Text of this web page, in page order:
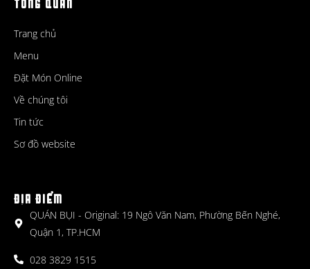
TỔNG QUAN
Trang chủ
Menu
Đặt Món Online
Về chúng tôi
Tin tức
Sơ đồ website
ĐỊA ĐIỂM
QUÁN BỤI - Original: 19 Ngô Văn Nam, Phường Bến Nghé,
Quận 1, TP.HCM
028 3829 1515